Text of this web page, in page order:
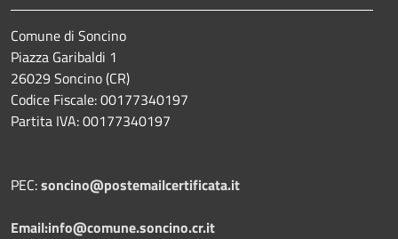
Comune di Soncino
Piazza Garibaldi 1
26029 Soncino (CR)
Codice Fiscale: 00177340197
Partita IVA: 00177340197
PEC:soncino@postemailcertificata.it
Email:info@comune.soncino.cr.it